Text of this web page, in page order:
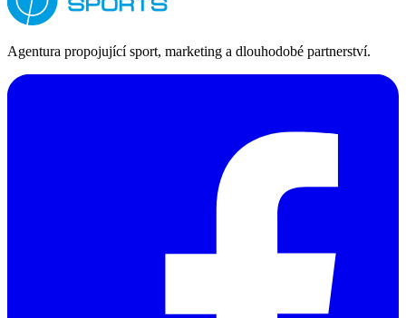
Agentura propojující sport, marketing a dlouhodobé partnerství.